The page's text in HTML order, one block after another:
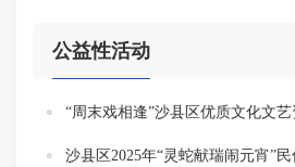
公益性活动